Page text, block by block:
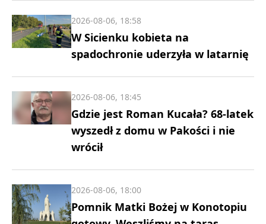
W Sicienku kobieta na
spadochronie uderzyła w latarnię
2026-08-06, 18:58
Gdzie jest Roman Kucała? 68-latek
wyszedł z domu w Pakości i nie
wrócił
2026-08-06, 18:45
Pomnik Matki Bożej w Konotopiu
2026-08-06, 18:00